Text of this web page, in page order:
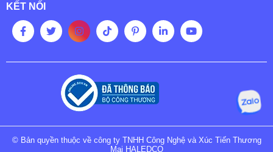
KẾT NỐI
© Bản quyền thuộc về công ty TNHH Công Nghệ và Xúc Tiến Thương
Mại HALEDCO